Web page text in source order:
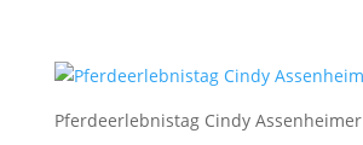
Pferdeerlebnistag Cindy Assenheimer